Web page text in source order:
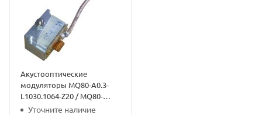
Акустооптические
модуляторы MQ80-A0.3-
L1030.1064-Z20 / MQ80-
A0.7-L1030.1064
Уточните наличие